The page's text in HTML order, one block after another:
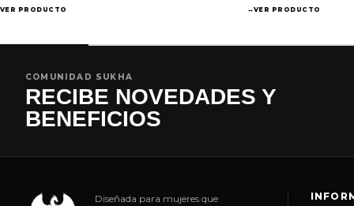
VER PRODUCTO →VER PRODUCTO
COMUNIDAD SUKHA
RECIBE NOVEDADES Y
BENEFICIOS
Diseñada para mujeres que